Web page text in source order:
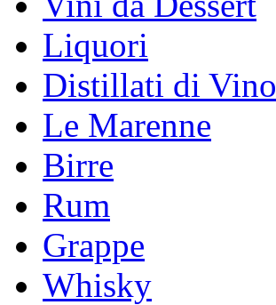
Liquori
Distillati di Vino
Le Marenne
Birre
Rum
Grappe
Whisky